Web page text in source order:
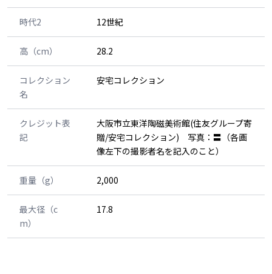
時代2 12世紀
高（cm） 28.2
コレクション
名
安宅コレクション
クレジット表
記
大阪市立東洋陶磁美術館(住友グループ寄
贈/安宅コレクション) 写真：〓（各画
像左下の撮影者名を記入のこと）
重量（g） 2,000
最大径（c
m）
17.8